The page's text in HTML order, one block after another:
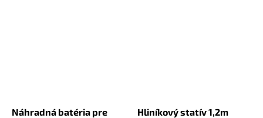
Náhradná batéria pre
Hliníkový statív 1,2m